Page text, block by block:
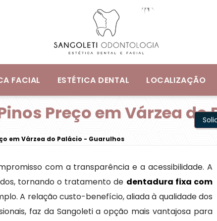
FACIAL ESTÉTICA DENTAL LOCALIZAÇÃO
Preço em Várzea
em Várzea do Palácio - Guarulhos
com a transparência e a acessibilidade. A
tornando o tratamento de dentadura fixa com
A relação custo-benefício, aliada à qualidade dos
faz da Sangoleti a opção mais vantajosa para